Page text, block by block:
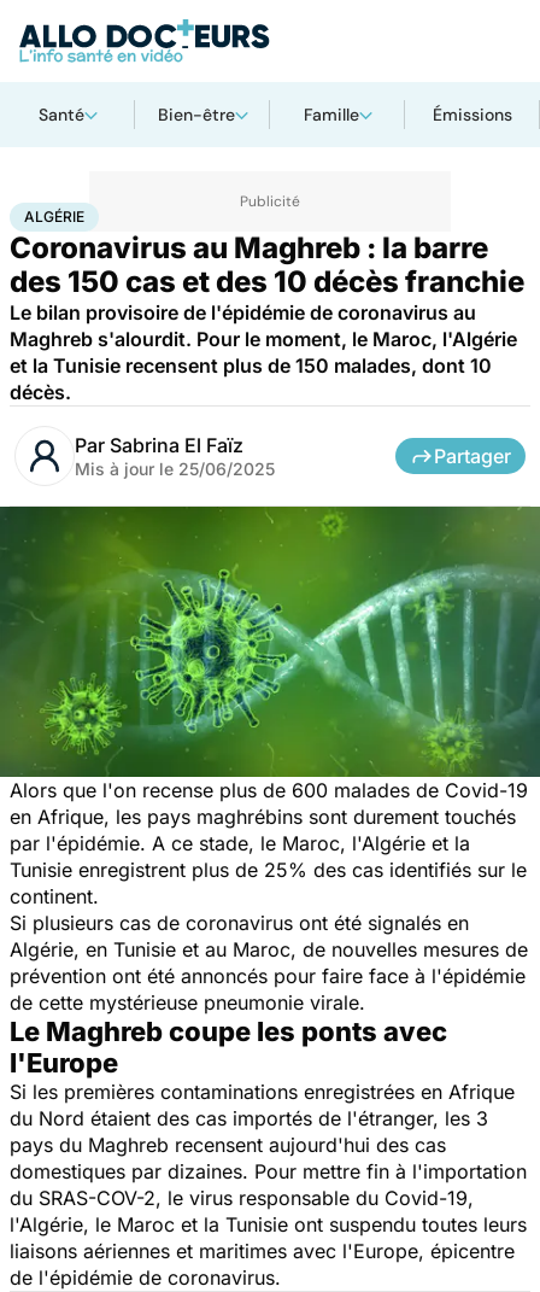
Santé Bien-être Famille Émissions
AccueilSanté Maladies infectieuses
ALGÉRIE
Coronavirus au Maghreb : la barre
des 150 cas et des 10 décès franchie
Le bilan provisoire de l'épidémie de coronavirus au
Maghreb s'alourdit. Pour le moment, le Maroc, l'Algérie
et la Tunisie recensent plus de 150 malades, dont 10
décès.
Par Sabrina El Faïz
Mis à jour le 25/06/2025
Partager
Alors que l'on recense plus de 600 malades de Covid-19
en Afrique, les pays maghrébins sont durement touchés
par l'épidémie. A ce stade, le Maroc, l'Algérie et la
Tunisie enregistrent plus de 25% des cas identifiés sur le
continent.
Si plusieurs cas de coronavirus ont été signalés en
Algérie, en Tunisie et au Maroc, de nouvelles mesures de
prévention ont été annoncés pour faire face à l'épidémie
de cette mystérieuse pneumonie virale.
Le Maghreb coupe les ponts avec
l'Europe
Si les premières contaminations enregistrées en Afrique
du Nord étaient des cas importés de l'étranger, les 3
pays du Maghreb recensent aujourd'hui des cas
domestiques par dizaines. Pour mettre fin à l'importation
du SRAS-COV-2, le virus responsable du Covid-19,
l'Algérie, le Maroc et la Tunisie ont suspendu toutes leurs
liaisons aériennes et maritimes avec l'Europe, épicentre
de l'épidémie de coronavirus.